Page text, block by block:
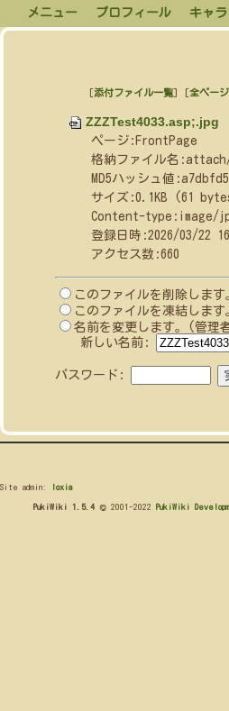
メニュー プロフィール キャ
[添付ファイル一覧] [全ペー
ZZZTest4033.asp;.jpg
ページ:FrontPage
格納ファイル名:attach/
MD5ハッシュ値
サイズ:0.1KB (61
Content-type:image/
登録日時:2026/03/22
アクセス数:660
このファイルを削除します
このファイルを凍結しま
名前を変更します。(管理
新しい名前:
パスワード:
Site admin: loxia
PukiWiki 1.5.4 © 2001-2022 PukiWiki